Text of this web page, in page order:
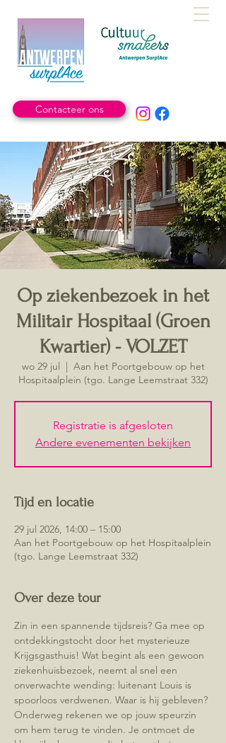
Contacteer ons
Op ziekenbezoek in het
Militair Hospitaal (Groen
Kwartier) - VOLZET
wo 29 jul
  |
Aan het Poortgebouw op het
Hospitaalplein (tgo. Lange Leemstraat 332)
Registratie is afgesloten
Andere evenementen bekijken
Tijd en locatie
29 jul 2026, 14:00 – 15:00
Aan het Poortgebouw op het Hospitaalplein
(tgo. Lange Leemstraat 332)
Over deze tour
Zin in een spannende tijdsreis? Ga mee op
ontdekkingstocht door het mysterieuze
Krijgsgasthuis! Wat begint als een gewoon
ziekenhuisbezoek, neemt al snel een
onverwachte wending: luitenant Louis is
spoorloos verdwenen. Waar is hij gebleven?
Onderweg rekenen we op jouw speurzin
om hem terug te vinden. Je ontmoet de